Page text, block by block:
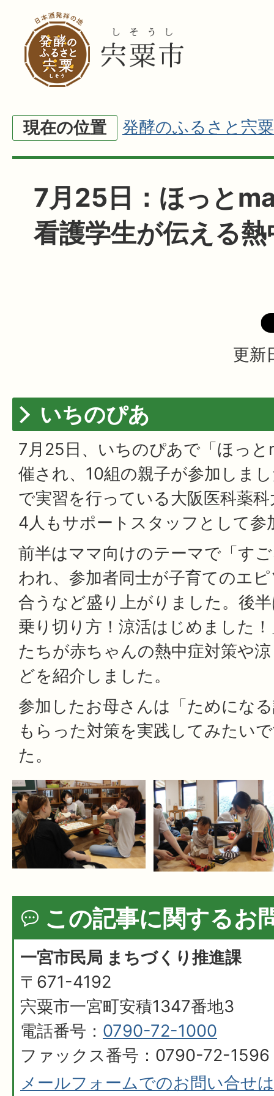
現在の位置 発酵のふるさと宍粟
7月25日：ほっと
看護学生が伝える
更新
いちのぴあ
7月25日、いちのぴあで「ほっ
催され、10組の親子が参加しま
で実習を行っている大阪医科薬
4人もサポートスタッフとして参
前半はママ向けのテーマで「す
われ、参加者同士が子育てのエ
合うなど盛り上がりました。後
乗り切り方！涼活はじめました
たちが赤ちゃんの熱中症対策や
どを紹介しました。
参加したお母さんは「ためにな
もらった対策を実践してみたい
た。
この記事に関するお
一宮市民局 まちづくり推進課
〒671-4192
宍粟市一宮町安積1347番地3
電話番号： 0790-72-1000
ファックス番号：0790-72-1596
メールフォームでのお問い合せ